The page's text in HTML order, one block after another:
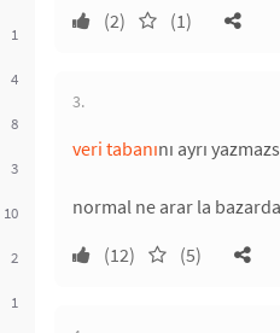
1
4
8
3
10
2
1
(2)
(1)
3.
veri tabanını ayrı
normal ne arar la
(12)
(5)